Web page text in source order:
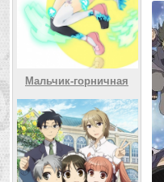
Мальчик-горничная